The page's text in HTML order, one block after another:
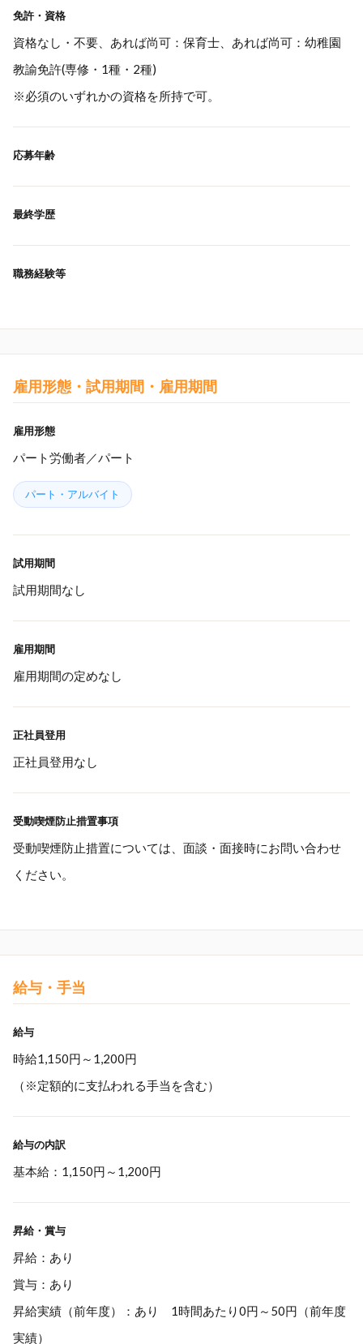
免許・資格
資格なし・不要、あれば尚可：保育士、あれば尚可：幼稚園
教諭免許(専修・1種・2種)
※必須のいずれかの資格を所持で可。
応募年齢
最終学歴
職務経験等
雇用形態・試用期間・雇用期間
雇用形態
パート労働者／パート
パート・アルバイト
試用期間
試用期間なし
雇用期間
雇用期間の定めなし
正社員登用
正社員登用なし
受動喫煙防止措置事項
受動喫煙防止措置については、面談・面接時にお問い合わせ
ください。
給与・手当
給与
時給1,150円～1,200円
（※定額的に支払われる手当を含む）
給与の内訳
基本給：1,150円～1,200円
昇給・賞与
昇給：あり
賞与：あり
昇給実績（前年度）：あり 1時間あたり0円～50円（前年度
実績）